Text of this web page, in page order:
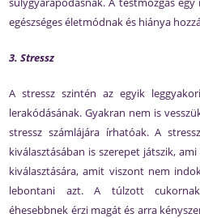
egészséges életmódnak és hiánya
3. Stressz
A stressz szintén az egyik
lerakódásának. Gyakran nem is
stressz számlájára írhatóak. A
kiválasztásában is szerepet játszik,
kiválasztására, amit viszont nem
lebontani azt. A túlzott
éhesebbnek érzi magát és arra